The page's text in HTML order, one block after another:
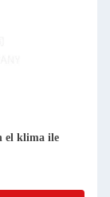
el klima ile